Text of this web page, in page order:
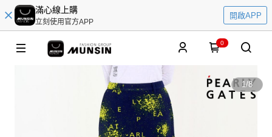
滿心線上購
立刻使用官方APP
開啟APP
0
1/8